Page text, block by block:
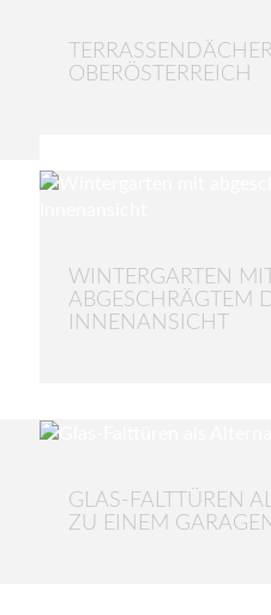
TERRASSENDÄCHER
OBERÖSTERREICH
WINTERGARTEN MIT
ABGESCHRÄGTEM
INNENANSICHT
GLAS-FALTTÜREN
ZU EINEM